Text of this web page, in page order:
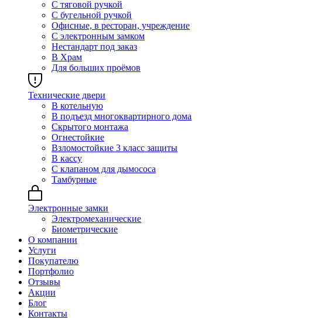
С тяговой ручкой
С бугельной ручкой
Офисные, в ресторан, учреждение
С электронным замком
Нестандарт под заказ
В Храм
Для больших проёмов
Технические двери
В котельную
В подъезд многоквартирного дома
Скрытого монтажа
Огнестойкие
Взломостойкие 3 класс защиты
В кассу
С клапаном для дымососа
Тамбурные
Электронные замки
Электромеханические
Биометрические
О компании
Услуги
Покупателю
Портфолио
Отзывы
Акции
Блог
Контакты